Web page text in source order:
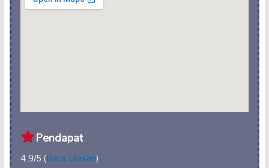
Pendapat
4.9/5 (Baca Ulasan)